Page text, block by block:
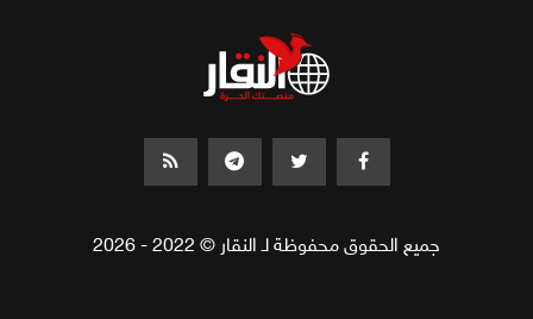
جميع الحقوق محفوظة لـ النقار © 2022 - 2026